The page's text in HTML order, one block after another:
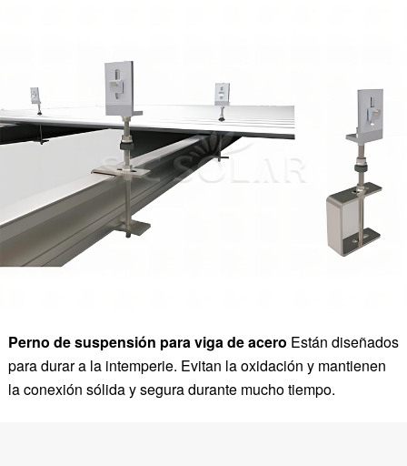
Perno de suspensión para viga de acero Están diseñados
para durar a la intemperie. Evitan la oxidación y mantienen
la conexión sólida y segura durante mucho tiempo.